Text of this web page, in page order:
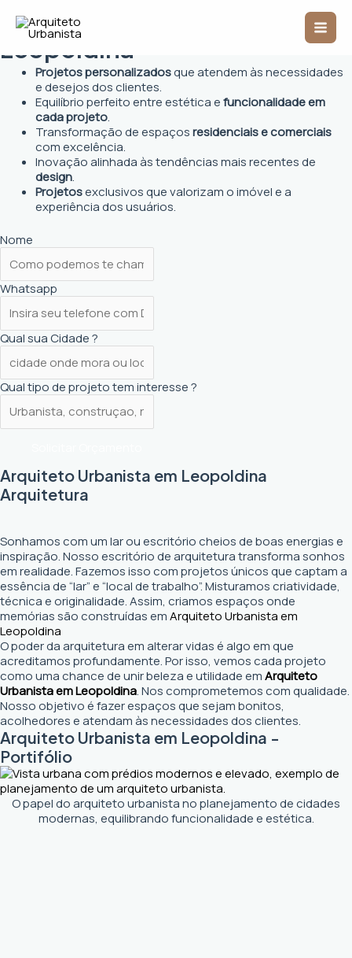
para
conteúdo
Main
Arquiteto Urbanista em
Leopoldina
Projetos personalizadosque atendem às necessidades
e desejos dos clientes.
Equilíbrio perfeito entre estética efuncionalidade em
cada projeto.
Transformação de espaçosresidenciais e comerciais
com excelência.
Inovação alinhada às tendências mais recentes de
design.
Projetosexclusivos que valorizam o imóvel e a
experiência dos usuários.
Nome
Whatsapp
Qual sua Cidade ?
Qual tipo de projeto tem interesse ?
Arquiteto Urbanista em Leopoldina
Arquitetura
Sonhamos com um lar ou escritório cheios de boas energias e
inspiração. Nosso escritório de arquitetura transforma sonhos
em realidade. Fazemos isso com projetos únicos que captam a
essência de “lar” e “local de trabalho”. Misturamos criatividade,
técnica e originalidade. Assim, criamos espaços onde
memórias são construídas emArquiteto Urbanista em
Leopoldina
O poder da arquitetura em alterar vidas é algo em que
acreditamos profundamente. Por isso, vemos cada projeto
como uma chance de unir beleza e utilidade emArquiteto
Urbanista em Leopoldina. Nos comprometemos com qualidade.
Nosso objetivo é fazer espaços que sejam bonitos,
acolhedores e atendam às necessidades dos clientes.
Arquiteto Urbanista em Leopoldina -
Portifólio
O papel do arquiteto urbanista no planejamento de cidades
modernas, equilibrando funcionalidade e estética.